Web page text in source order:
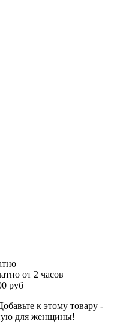
от 2 часов
руб
к этому товару -
для женщины!